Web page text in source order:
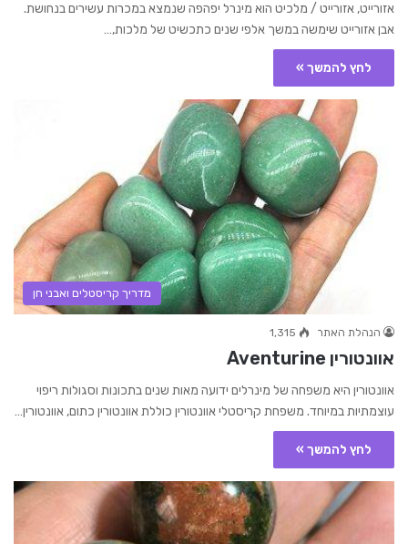
אזורייט, אזורייט / מלכיט הוא מינרל יפהפה שנמצא במכרות עשירים בנחושת.
אבן אזורייט שימשה במשך אלפי שנים כתכשיט של מלכות,…
לחץ להמשך »
מדריך קריסטלים ואבני חן
הנהלת האתר 1,315
אוונטורין Aventurine
אוונטורין היא משפחה של מינרלים ידועה מאות שנים בתכונות וסגולות ריפוי
עוצמתיות במיוחד. משפחת קריסטלי אוונטורין כוללת אוונטורין כתום, אוונטורין…
לחץ להמשך »